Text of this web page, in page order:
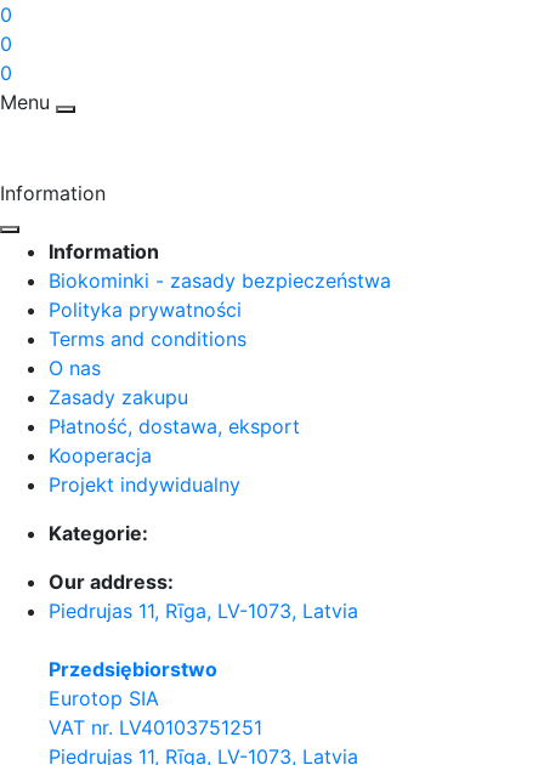
0
0
0
Menu
Information
Information
Biokominki - zasady bezpieczeństwa
Polityka prywatności
Terms and conditions
O nas
Zasady zakupu
Płatność, dostawa, eksport
Kooperacja
Projekt indywidualny
Kategorie:
Our address:
Piedrujas 11, Rīga, LV-1073, Latvia
Przedsiębiorstwo
Eurotop SIA
VAT nr. LV40103751251
Piedrujas 11, Rīga, LV-1073, Latvia